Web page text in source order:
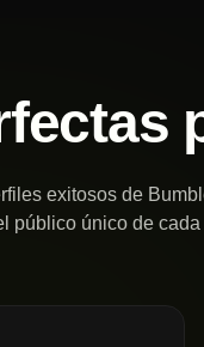
exitosos de
público único de cada